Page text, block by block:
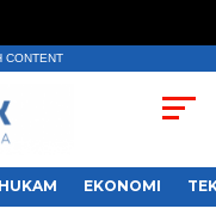
CONTENT
EKONOMI